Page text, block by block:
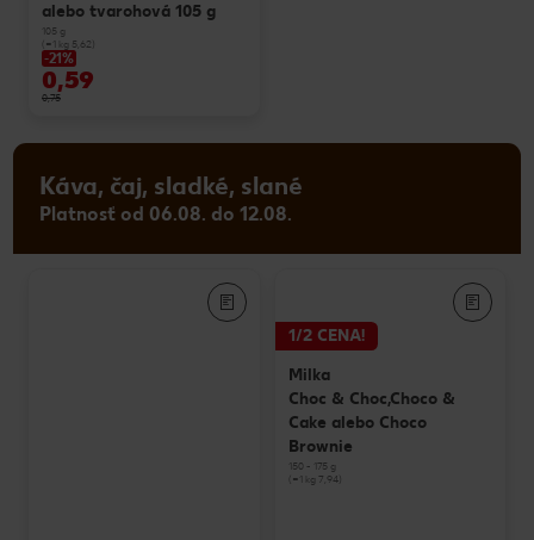
alebo tvarohová 105 g
105 g
(=1 kg 5,62)
-21%
0,59
0,75
Káva, čaj, sladké, slané
Platnosť od 06.08. do 12.08.
1/2 CENA!
Milka
Choc & Choc,Choco &
Cake alebo Choco
Brownie
150 - 175 g
(=1 kg 7,94)